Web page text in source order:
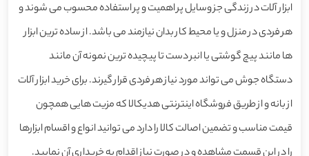
ابزار آلات در زندگی جز وسایل پر اهمیت و پر استفاده محسوب می شوند و
هر فردی در منزل و یا محیط کار بدان نیازمند می باشد. از ساده ترین ابزار
ها مانند پیچ گوشتی یا انبر دست تا پیچیده ترین نمونه آن مانند
دستگاه جوش می تواند مورد نیاز هر فردی قرار گیرند. برای خرید ابزار آلات
از بانه و از طریق فروشگاه اینترنتی هدیکالا که مزیت هایی همچون
قیمت مناسب و تضمین اصالت کالا را دارد می توانید انواع و اقسام ابزارها